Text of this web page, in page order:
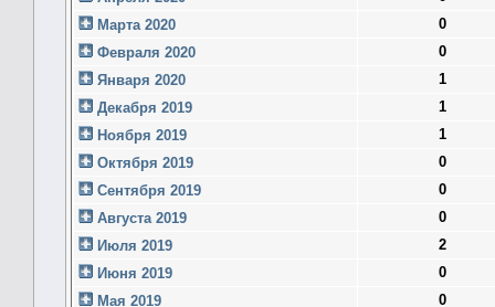
Марта 2020
0
Февраля 2020
0
Января 2020
1
Декабря 2019
1
Ноября 2019
1
Октября 2019
0
Сентября 2019
0
Августа 2019
0
Июля 2019
2
Июня 2019
0
Мая 2019
0